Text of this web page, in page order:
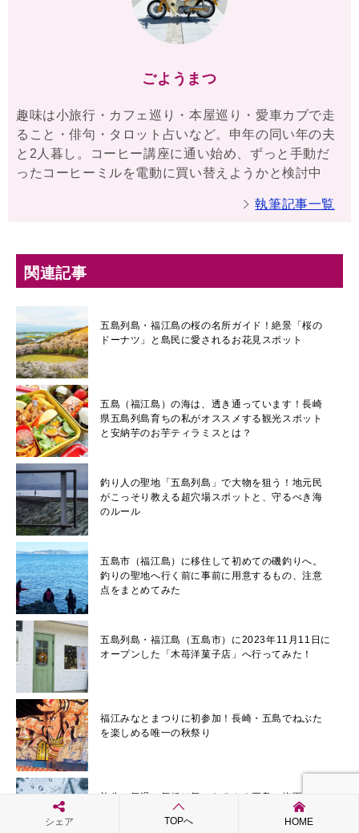
ごようまつ
趣味は小旅行・カフェ巡り・本屋巡り・愛車カブで走
ること・俳句・タロット占いなど。申年の同い年の夫
と2人暮し。コーヒー講座に通い始め、ずっと手動だ
ったコーヒーミルを電動に買い替えようかと検討中
執筆記事一覧
関連記事
五島列島・福江島の桜の名所ガイド！絶景「桜の
ドーナツ」と島民に愛されるお花見スポット
五島（福江島）の海は、透き通っています！長崎
県五島列島育ちの私がオススメする観光スポット
と安納芋のお芋ティラミスとは？
釣り人の聖地「五島列島」で大物を狙う！地元民
がこっそり教える超穴場スポットと、守るべき海
のルール
五島市（福江島）に移住して初めての磯釣りへ。
釣りの聖地へ行く前に事前に用意するもの、注意
点をまとめてみた
五島列島・福江島（五島市）に2023年11月11日に
オープンした「木苺洋菓子店」へ行ってみた！
福江みなとまつりに初参加！長崎・五島でねぶた
を楽しめる唯一の秋祭り
旅先の気温・気候は気になる！？五島の梅雨はい
つ？五島の6月の気温はどのような感じなの？服装
はどのような感じが良い？6月に開催されるバラモ
シェア TOPへ HOME